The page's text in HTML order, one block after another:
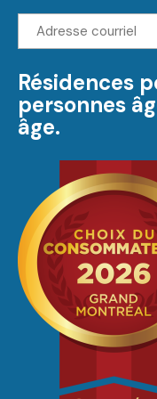
Adresse
courriel:
Résidences
personnes
âge.